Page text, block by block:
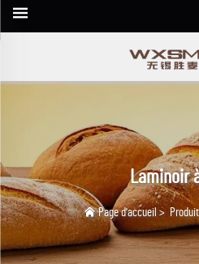
Laminoir
Page d'accueil >